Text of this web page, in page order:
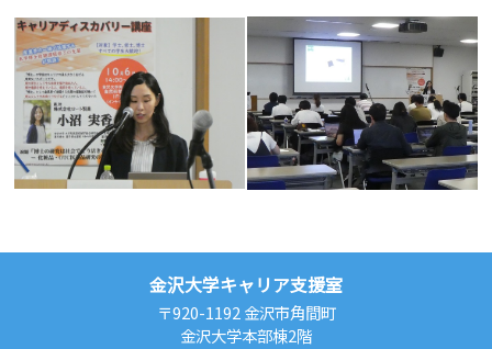
金沢大学キャリア支援室
〒920-1192 金沢市角間町
金沢大学本部棟2階